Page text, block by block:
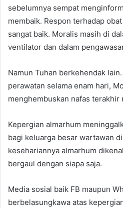
sebelumnya sempat
membaik. Respon terhadap
sangat baik. Moralis masih di
ventilator dan dalam
Namun Tuhan berkehendak
perawatan selama enam hari,
menghembuskan nafas terakhir
Kepergian almarhum
bagi keluarga besar wartawan
kesehariannya almarhum
bergaul dengan siapa saja.
Media sosial baik FB maupun
berbelasungkawa atas